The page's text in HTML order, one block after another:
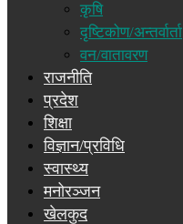
कृषि
दृष्टिकोण/अन्तर्वार्ता
वन/वातावरण
राजनीति
प्रदेश
शिक्षा
विज्ञान/प्रविधि
स्वास्थ्य
मनोरञ्जन
खेलकुद